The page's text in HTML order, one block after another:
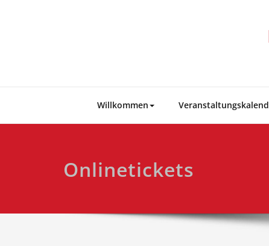
Willkommen
Onlinetickets